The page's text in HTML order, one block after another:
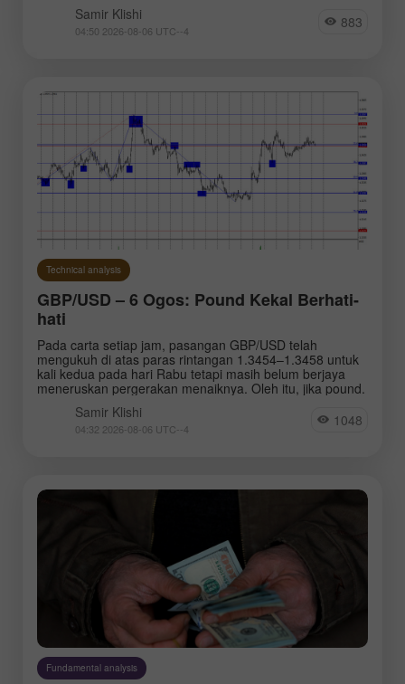
Samir Klishi
04:50 2026-08-06 UTC--4 883
Technical analysis
GBP/USD – 6 Ogos: Pound Kekal Berhati-
hati
Pada carta setiap jam, pasangan GBP/USD telah
mengukuh di atas paras rintangan 1.3454–1.3458 untuk
kali kedua pada hari Rabu tetapi masih belum berjaya
meneruskan pergerakan menaiknya. Oleh itu, jika pound.
Samir Klishi
04:32 2026-08-06 UTC--4 1048
Fundamental analysis